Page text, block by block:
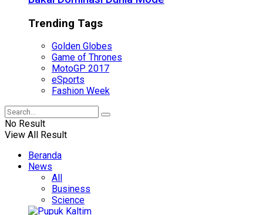
Trending Tags
Golden Globes
Game of Thrones
MotoGP 2017
eSports
Fashion Week
No Result
View All Result
Beranda
News
All
Business
Science